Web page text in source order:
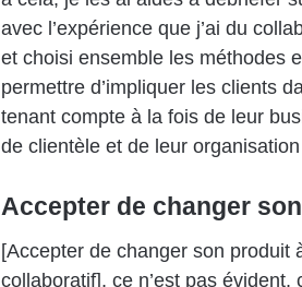
avec l’expérience que j’ai du
et choisi ensemble les méthodes
permettre d’impliquer les clients
tenant compte à la fois de leur
de clientèle et de leur
Accepter de changer
[Accepter de changer son produit
collaboratif], ce n’est pas